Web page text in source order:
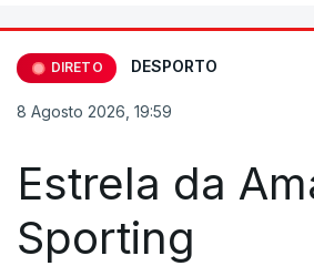
DIRETO DESPORTO
8 Agosto 2026, 19:59
Estrela da
Sporting